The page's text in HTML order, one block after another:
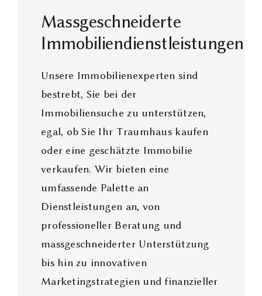
Massgeschneiderte
Immobiliendienstleistungen
Unsere Immobilienexperten sind
bestrebt, Sie bei der
Immobiliensuche zu unterstützen,
egal, ob Sie Ihr Traumhaus kaufen
oder eine geschätzte Immobilie
verkaufen. Wir bieten eine
umfassende Palette an
Dienstleistungen an, von
professioneller Beratung und
massgeschneiderter Unterstützung
bis hin zu innovativen
Marketingstrategien und finanzieller